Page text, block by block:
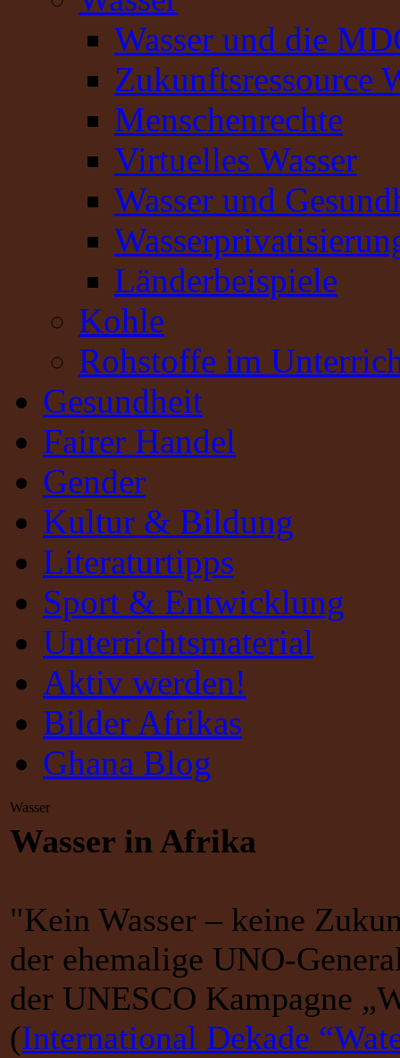
Wasser und die
Zukunftsressource
Menschenrechte
Virtuelles Wasser
Wasser und
Länderbeispiele
Kohle
Rohstoffe im
Gesundheit
Fairer Handel
Gender
Kultur & Bildung
Literaturtipps
Sport & Entwicklung
Unterrichtsmaterial
Aktiv werden!
Bilder Afrikas
Ghana Blog
Wasser
Wasser in Afrika
"Kein Wasser – keine
der ehemalige UNO-
der UNESCO Kampagne
(International Dekade